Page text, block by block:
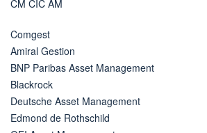
CM CIC AM
Comgest
Amiral Gestion
BNP Paribas Asset Management
Blackrock
Deutsche Asset Management
Edmond de Rothschild